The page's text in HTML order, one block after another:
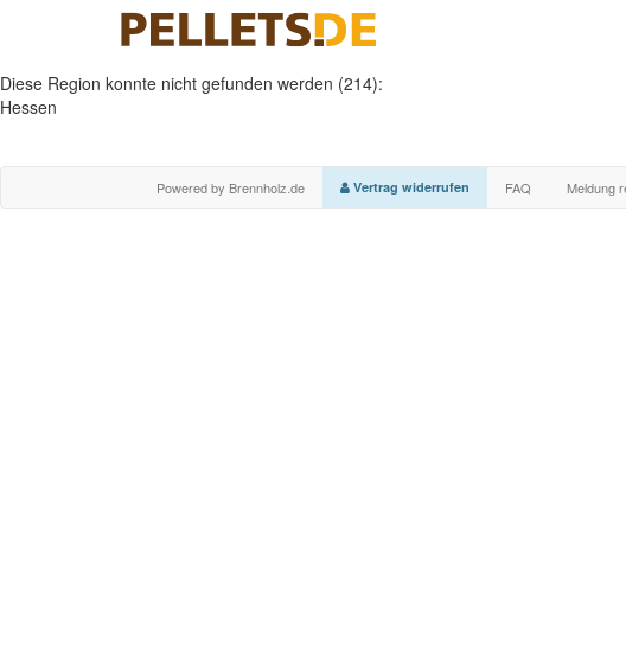
Diese Region konnte nicht gefunden werden (214):
Hessen
Powered by Brennholz.de Vertrag widerrufen FAQ Meldung